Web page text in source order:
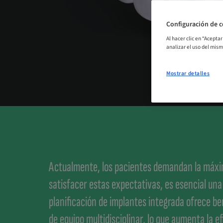
Actualmente, los pacientes demandan la
satisfacer estas expectativas, es esencial
planificación de implantes integrada ofrece
de equipo multidisciplinar, lo que aumenta la
Configuración de
Al hacer clic en
analizar el uso del
Mostrar detalles